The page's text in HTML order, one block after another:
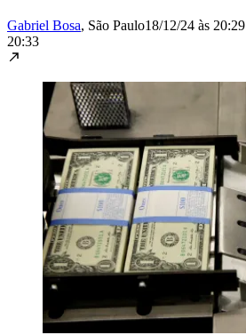
Gabriel Bosa, São Paulo18/12/24 às 20:29
20:33